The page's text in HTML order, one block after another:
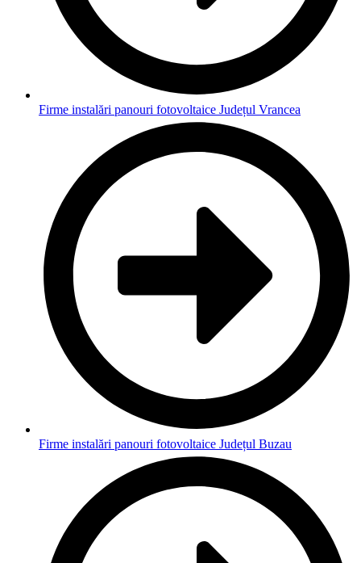
Firme instalări panouri fotovoltaice Județul Vrancea
Firme instalări panouri fotovoltaice Județul Buzau